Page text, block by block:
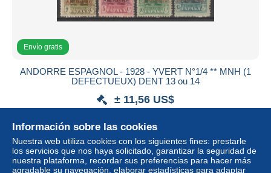
Envío gratis
ANDORRE ESPAGNOL - 1928 - YVERT N°1/4 ** MNH (1
DEFECTUEUX) DENT 13 ou 14
± 11,56 US$
Estatus
Nuevo
Información sobre las cookies
Nuestra web utiliza cookies con los siguientes fines: prestarle
los servicios que nos haya solicitado, garantizar la seguridad de
nuestra plataforma, recordar sus preferencias para hacer más
agradable su navegación, elaborar estadísticas para adaptar